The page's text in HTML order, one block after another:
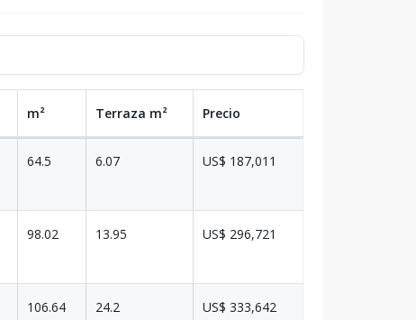
m² Terraza m² Precio
64.5 6.07 US$ 187,011
98.02 13.95 US$ 296,721
106.64 24.2 US$ 333,642